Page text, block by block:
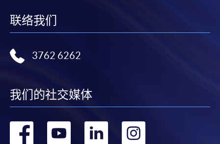
联络我们
3762 6262
我们的社交媒体
转 转 转 转